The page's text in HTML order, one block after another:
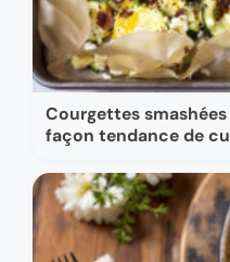
Courgettes
façon tendance de